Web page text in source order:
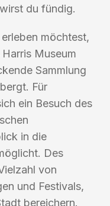
du fündig.
möchtest,
Museum
Sammlung
Für
ein Besuch des
in die
Des
von
und Festivals,
bereichern.